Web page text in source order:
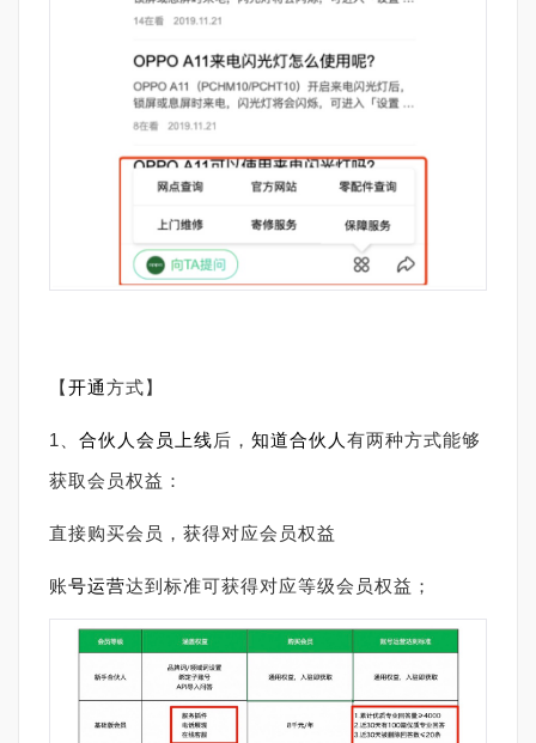
【开通方式】
1、 合伙人会员 上线后， 知道合伙人 有两种方式能够
获取会员权益：
直接购买会员，获得对应会员权益
账号运营达到标准可获得对应等级会员权益；